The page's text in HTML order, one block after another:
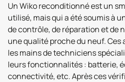
Un Wiko reconditionné est un
utilisé, mais qui a été soumis à
de contrôle, de réparation et de
une qualité proche du neuf.
les mains de techniciens
leurs fonctionnalités : batterie,
connectivité, etc. Après ces